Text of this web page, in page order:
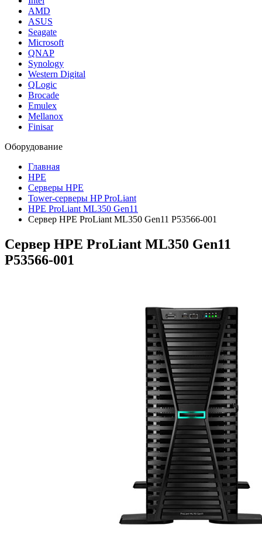
AMD
ASUS
Seagate
Microsoft
QNAP
Synology
Western Digital
QLogic
Brocade
Emulex
Mellanox
Finisar
Оборудование
Главная
HPE
Серверы HPE
Tower-серверы HP ProLiant
HPE ProLiant ML350 Gen11
Сервер HPE ProLiant ML350 Gen11 P53566-001
Сервер HPE ProLiant ML350 Gen11
P53566-001